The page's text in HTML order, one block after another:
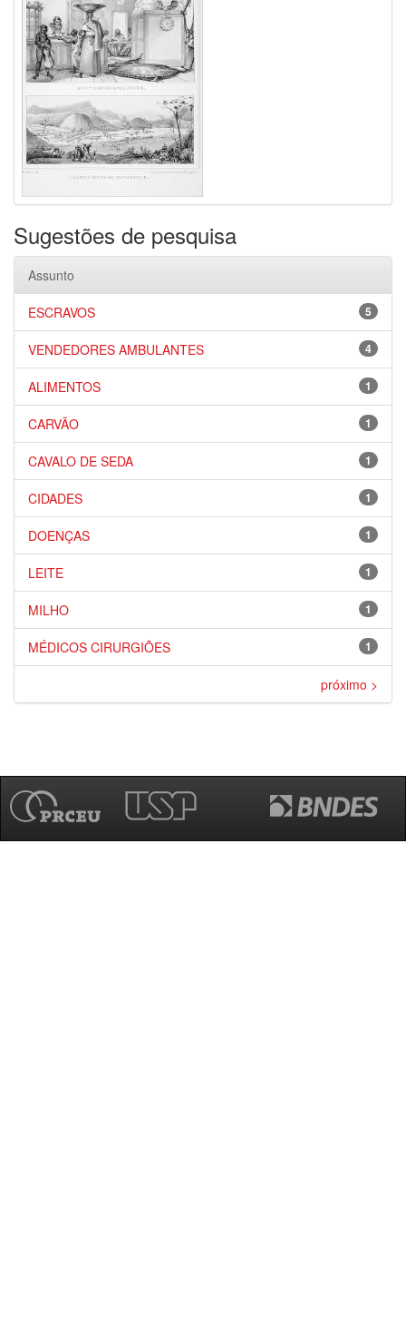
Sugestões de pesquisa
Assunto
5
ESCRAVOS
4
VENDEDORES AMBULANTES
1
ALIMENTOS
1
CARVÃO
1
CAVALO DE SEDA
1
CIDADES
1
DOENÇAS
1
LEITE
1
MILHO
1
MÉDICOS CIRURGIÕES
próximo >